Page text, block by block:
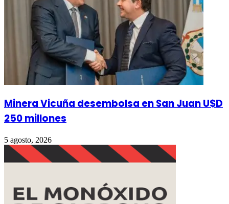
Minera Vicuña desembolsa en San Juan U$D
250 millones
5 agosto, 2026